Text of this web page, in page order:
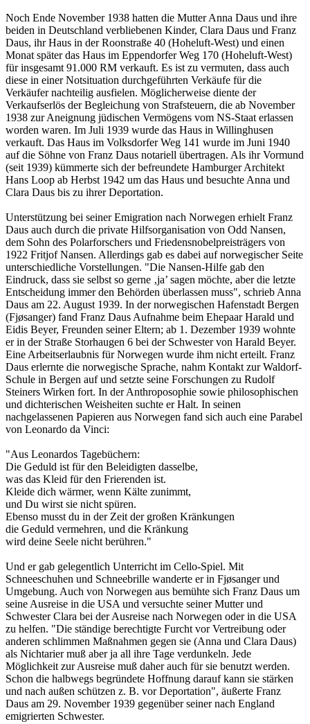
Noch Ende November 1938 hatten die Mutter Anna Daus und ihre
beiden in Deutschland verbliebenen Kinder, Clara Daus und Franz
Daus, ihr Haus in der Roonstraße 40 (Hoheluft-West) und einen
Monat später das Haus im Eppendorfer Weg 170 (Hoheluft-West)
für insgesamt 91.000 RM verkauft. Es ist zu vermuten, dass auch
diese in einer Notsituation durchgeführten Verkäufe für die
Verkäufer nachteilig ausfielen. Möglicherweise diente der
Verkaufserlös der Begleichung von Strafsteuern, die ab November
1938 zur Aneignung jüdischen Vermögens vom NS-Staat erlassen
worden waren. Im Juli 1939 wurde das Haus in Willinghusen
verkauft. Das Haus im Volksdorfer Weg 141 wurde im Juni 1940
auf die Söhne von Franz Daus notariell übertragen. Als ihr Vormund
(seit 1939) kümmerte sich der befreundete Hamburger Architekt
Hans Loop ab Herbst 1942 um das Haus und besuchte Anna und
Clara Daus bis zu ihrer Deportation.
Unterstützung bei seiner Emigration nach Norwegen erhielt Franz
Daus auch durch die private Hilfsorganisation von Odd Nansen,
dem Sohn des Polarforschers und Friedensnobelpreisträgers von
1922 Fritjof Nansen. Allerdings gab es dabei auf norwegischer Seite
unterschiedliche Vorstellungen. "Die Nansen-Hilfe gab den
Eindruck, dass sie selbst so gerne ‚ja’ sagen möchte, aber die letzte
Entscheidung immer den Behörden überlassen muss", schrieb Anna
Daus am 22. August 1939. In der norwegischen Hafenstadt Bergen
(Fjøsanger) fand Franz Daus Aufnahme beim Ehepaar Harald und
Eidis Beyer, Freunden seiner Eltern; ab 1. De­zember 1939 wohnte
er in der Straße Storhaugen 6 bei der Schwester von Harald Beyer.
Eine Arbeitserlaubnis für Norwegen wurde ihm nicht erteilt. Franz
Daus erlernte die norwegische Sprache, nahm Kontakt zur Waldorf-
Schule in Bergen auf und setzte seine Forschungen zu Rudolf
Steiners Wirken fort. In der Anthroposophie sowie philosophischen
und dichterischen Weisheiten suchte er Halt. In seinen
nachgelassenen Papieren aus Norwegen fand sich auch eine Parabel
von Leonardo da Vinci:
"Aus Leonardos Tagebüchern:
Die Geduld ist für den Beleidigten dasselbe,
was das Kleid für den Frierenden ist.
Kleide dich wärmer, wenn Kälte zunimmt,
und Du wirst sie nicht spüren.
Ebenso musst du in der Zeit der großen Kränkungen
die Geduld vermehren, und die Kränkung
wird deine Seele nicht berühren."
Und er gab gelegentlich Unterricht im Cello-Spiel. Mit
Schneeschuhen und Schneebrille wanderte er in Fjøsanger und
Umgebung. Auch von Norwegen aus bemühte sich Franz Daus um
seine Ausreise in die USA und versuchte seiner Mutter und
Schwester Clara bei der Ausreise nach Norwegen oder in die USA
zu helfen. "Die ständige berechtigte Furcht vor Vertreibung oder
anderen schlimmen Maßnahmen gegen sie (Anna und Clara Daus)
als Nichtarier muß aber ja all ihre Tage verdunkeln. Jede
Möglichkeit zur Ausreise muß daher auch für sie be­nutzt werden.
Schon die halbwegs begründete Hoffnung darauf kann sie stärken
und nach außen schützen z. B. vor Deportation", äußerte Franz
Daus am 29. November 1939 gegenüber seiner nach England
emigrierten Schwester.